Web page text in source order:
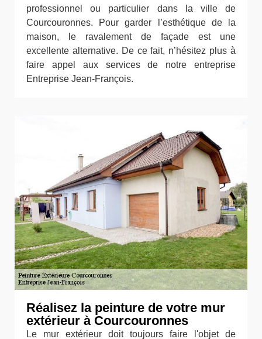
professionnel ou particulier dans la ville de
Courcouronnes. Pour garder l’esthétique de la
maison, le ravalement de façade est une
excellente alternative. De ce fait, n’hésitez plus à
faire appel aux services de notre entreprise
Entreprise Jean-François.
Réalisez la peinture de votre mur
extérieur à Courcouronnes
Le mur extérieur doit toujours faire l'objet de